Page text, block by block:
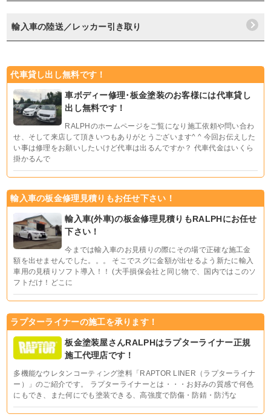
輸入車の陸送／レッカー引き取り
代車貸し出し無料です！
車ボディー修理･板金塗装のお客様には代車貸し
出し無料です！
RALPHのホームページをご覧になり施工依頼や問い合わ
せ、そして来店して頂きいつもありがとうございます^ ^ 今回お伝えした
い事は修理をお願いしたいけど代車は出るんですか？ 代車代金はいくら
掛かるんで
輸入車の板金修理見積りもお任せ下さい！
輸入車(外車)の板金修理見積りもRALPHにお任せ
下さい！
今までは輸入車のお見積りの際にその場で正確な施工金
額を出せませんでした。。。 そこでスグに金額が出せるよう新たに輸入
車用の見積りソフト導入！！ (大手損保会社と同じ物で、国内ではこのソ
フトだけ！どこに
ラプターライナーの施工を承ります！
板金塗装屋さんRALPHはラプターライナー正規
施工代理店です！
多機能なウレタンコーティング塗料「RAPTOR LINER（ラプターライナ
ー）」のご紹介です。 ラプターライナーとは・・・お好みの質感で何色
にもでき、また何にでも塗装できる、高強度で防傷・防錆・防汚な